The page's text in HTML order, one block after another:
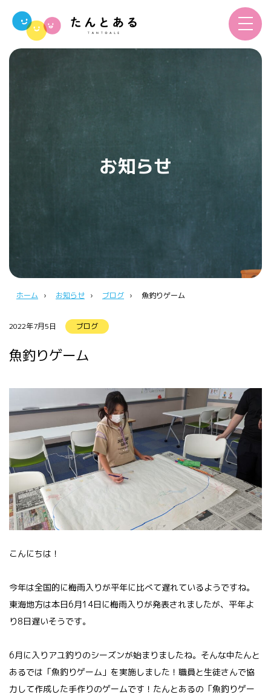
toggle
お知らせ
ホーム › お知らせ › ブログ › 魚釣りゲーム
2022年7月5日 ブログ
魚釣りゲーム
こんにちは！
今年は全国的に梅雨入りが平年に比べて遅れているようですね。
東海地方は本日6月14日に梅雨入りが発表されましたが、平年よ
り8日遅いそうです。
6月に入りアユ釣りのシーズンが始まりましたね。そんな中たんと
あるでは「魚釣りゲーム」を実施しました！職員と生徒さんで協
力して作成した手作りのゲームです！たんとあるの「魚釣りゲー